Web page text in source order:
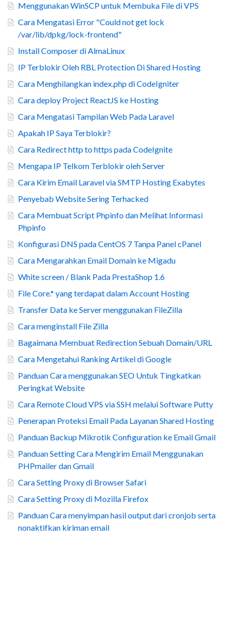
Menggunakan WinSCP untuk Membuka File di VPS
Cara Mengatasi Error "Could not get lock
/var/lib/dpkg/lock-frontend"
Install Composer di AlmaLinux
IP Terblokir Oleh RBL Protection Di Shared Hosting
Cara Menghilangkan index.php di CodeIgniter
Cara deploy Project ReactJS ke Hosting
Cara Mengatasi Tampilan Web Pada Laravel
Apakah IP Saya Terblokir?
Cara Redirect http to https pada CodeIgnite
Mengapa IP Telkom Terblokir oleh Server
Cara Kirim Email Laravel via SMTP Hosting Exabytes
Penyebab Website Sering Terhacked
Cara Membuat Script Phpinfo dan Melihat Informasi
Phpinfo
Konfigurasi DNS pada CentOS 7 Tanpa Panel cPanel
Cara Mengarahkan Email Domain ke Migadu
White screen / Blank Pada PrestaShop 1.6
File Core.* yang terdapat dalam Account Hosting
Transfer Data ke Server menggunakan FileZilla
Cara menginstall File Zilla
Bagaimana Membuat Redirection Sebuah Domain/URL
Cara Mengetahui Ranking Artikel di Google
Panduan Cara menggunakan SEO Untuk Tingkatkan
Peringkat Website
Cara Remote Cloud VPS via SSH melalui Software Putty
Penerapan Proteksi Email Pada Layanan Shared Hosting
Panduan Backup Mikrotik Configuration ke Email Gmail
Panduan Setting Cara Mengirim Email Menggunakan
PHPmailer dan Gmail
Cara Setting Proxy di Browser Safari
Cara Setting Proxy di Mozilla Firefox
Panduan Cara menyimpan hasil output dari cronjob serta
nonaktifkan kiriman email